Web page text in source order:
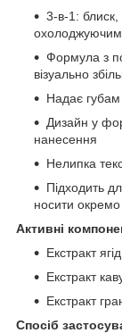
3-в-1: блиск,
Формула з
візуально
Надає губам
Дизайн у
нанесення
Нелипка
Підходить
носити
Активні
Екстракт
Екстракт
Екстракт
Спосіб